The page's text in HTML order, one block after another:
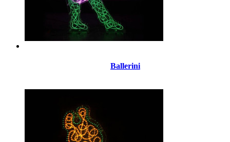
Ballerini